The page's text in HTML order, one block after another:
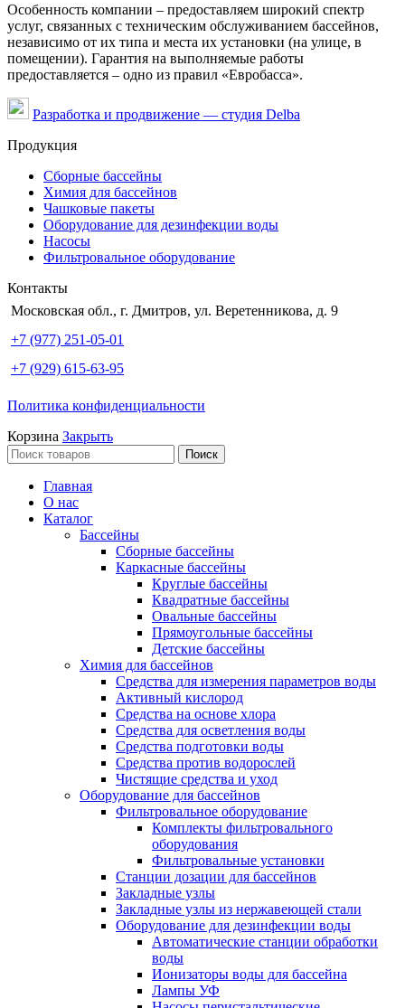
Особенность компании – предоставляем широкий спектр
услуг, связанных с техническим обслуживанием бассейнов,
независимо от их типа и места их установки (на улице, в
помещении). Гарантия на выполняемые работы
предоставляется – одно из правил «Евробасса».
Разработка и продвижение — студия Delba
Продукция
Сборные бассейны
Химия для бассейнов
Чашковые пакеты
Оборудование для дезинфекции воды
Насосы
Фильтровальное оборудование
Контакты
Московская обл., г. Дмитров, ул. Веретенникова, д. 9
+7 (977) 251-05-01
+7 (929) 615-63-95
Политика конфиденциальности
Корзина Закрыть
Поиск
Главная
О нас
Каталог
Бассейны
Сборные бассейны
Каркасные бассейны
Круглые бассейны
Квадратные бассейны
Овальные бассейны
Прямоугольные бассейны
Детские бассейны
Химия для бассейнов
Средства для измерения параметров воды
Активный кислород
Средства на основе хлора
Средства для осветления воды
Средства подготовки воды
Средства против водорослей
Чистящие средства и уход
Оборудование для бассейнов
Фильтровальное оборудование
Комплекты фильтровального
оборудования
Фильтровальные установки
Станции дозации для бассейнов
Закладные узлы
Закладные узлы из нержавеющей стали
Оборудование для дезинфекции воды
Автоматические станции обработки
воды
Ионизаторы воды для бассейна
Лампы УФ